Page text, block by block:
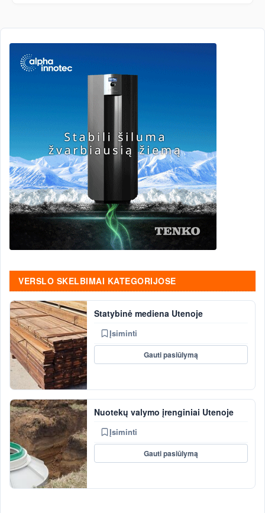
VERSLO SKELBIMAI KATEGORIJOSE
Statybinė mediena Utenoje
Įsiminti
Gauti pasiūlymą
Nuotekų valymo įrenginiai Utenoje
Įsiminti
Gauti pasiūlymą